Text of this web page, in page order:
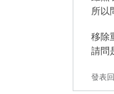
所以
移除
請問
發表